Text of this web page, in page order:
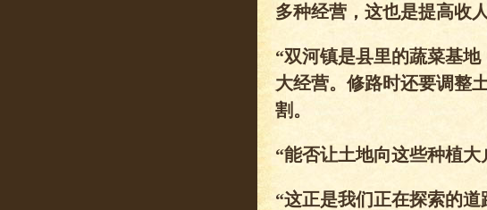
多种经营，这也是提高收
“双河镇是县里的蔬菜基
大经营。修路时还要调整
割。
“能否让土地向这些种植
“这正是我们正在探索的